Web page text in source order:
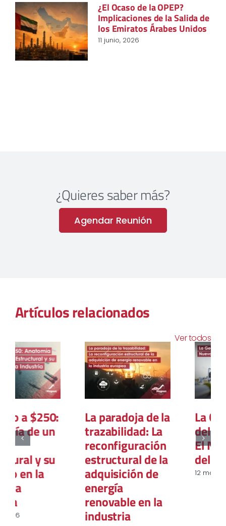
¿El Ocaso de la OPEP?
Implicaciones de la Salida de
los Emiratos Árabes Unidos
11 junio, 2026
¿Quieres saber más?
Agendar Reunión
Artículos relacionados
Ver todos
La paradoja de la
trazabilidad: La
reconfiguración
estructural de la
adquisición de
energía
renovable en la
industria
La Geopolítica
del Gas Natural:
El Nuevo Mapa
del Poder Global
12 marzo, 2026